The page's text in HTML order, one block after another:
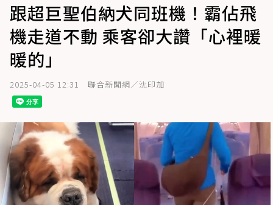
跟超巨聖伯納犬同班機！霸佔飛
機走道不動 乘客卻大讚「心裡暖
暖的」
2025-04-05 12:31 聯合新聞網／沈印加